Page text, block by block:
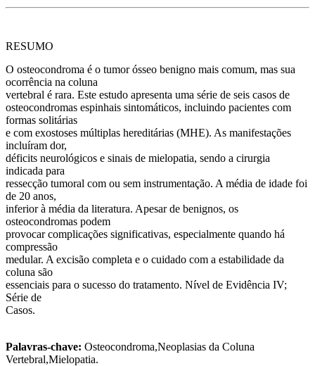
RESUMO
O osteocondroma é o tumor ósseo benigno mais comum, mas sua
ocorrência na coluna
vertebral é rara. Este estudo apresenta uma série de seis casos de
osteocondromas espinhais sintomáticos, incluindo pacientes com
formas solitárias
e com exostoses múltiplas hereditárias (MHE). As manifestações
incluíram dor,
déficits neurológicos e sinais de mielopatia, sendo a cirurgia
indicada para
ressecção tumoral com ou sem instrumentação. A média de idade foi
de 20 anos,
inferior à média da literatura. Apesar de benignos, os
osteocondromas podem
provocar complicações significativas, especialmente quando há
compressão
medular. A excisão completa e o cuidado com a estabilidade da
coluna são
essenciais para o sucesso do tratamento. Nível de Evidência IV;
Série de
Casos.
Palavras-chave: Osteocondroma,Neoplasias da Coluna
Vertebral,Mielopatia.